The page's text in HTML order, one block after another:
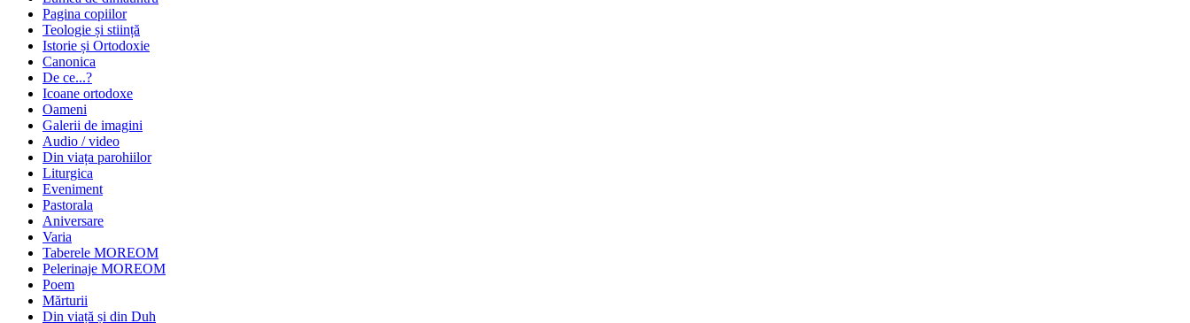
Pagina copiilor
Teologie și stiință
Istorie și Ortodoxie
Canonica
De ce...?
Icoane ortodoxe
Oameni
Galerii de imagini
Audio / video
Din viața parohiilor
Liturgica
Eveniment
Pastorala
Aniversare
Varia
Taberele MOREOM
Pelerinaje MOREOM
Poem
Mărturii
Din viață și din Duh